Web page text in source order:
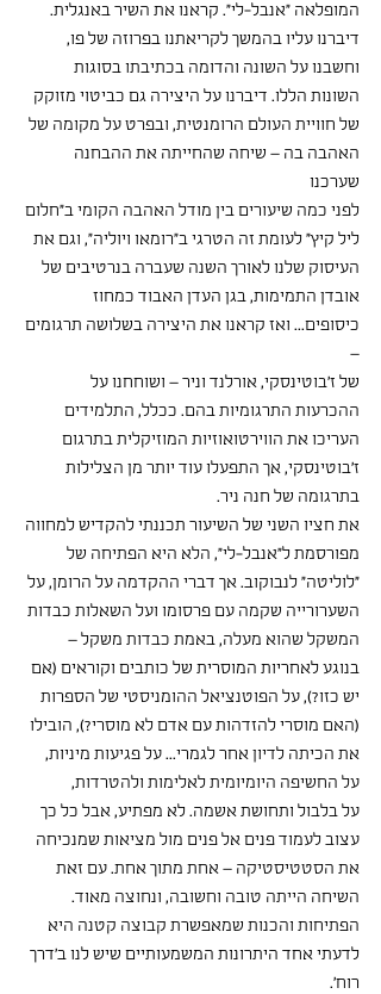
המופלאה "אנבל-לי". קראנו את השיר באנגלית.
דיברנו עליו בהמשך לקריאתנו בפרוזה של פו,
וחשבנו על השונה והדומה בכתיבתו בסוגות
השונות הללו. דיברנו על היצירה גם כביטוי מזוקק
של חוויית העולם הרומנטית, ובפרט על מקומה של
האהבה בה – שיחה שהחייתה את ההבחנה
שערכנו
לפני כמה שיעורים בין מודל האהבה הקומי ב"חלום
ליל קיץ" לעומת זה הטרגי ב"רומאו ויוליה", וגם את
העיסוק שלנו לאורך השנה שעברה בנרטיבים של
אובדן התמימות, בגן העדן האבוד כמחוז
כיסופים... ואז קראנו את היצירה בשלושה תרגומים
–
של ז'בוטינסקי, אורלנד וניר – ושוחחנו על
ההכרעות התרגומיות בהם. ככלל, התלמידים
העריכו את הווירטואוזיות המוזיקלית בתרגום
ז'בוטינסקי, אך התפעלו עוד יותר מן הצלילות
בתרגומה של חנה ניר.
את חציו השני של השיעור תכננתי להקדיש למחווה
מפורסמת ל"אנבל-לי", הלא היא הפתיחה של
"לוליטה" לנבוקוב. אך דברי ההקדמה על הרומן, על
השערורייה שקמה עם פרסומו ועל השאלות כבדות
המשקל שהוא מעלה, באמת כבדות משקל –
בנוגע לאחריות המוסרית של כותבים וקוראים (אם
יש כזו?), על הפוטנציאל ההומניסטי של הספרות
(האם מוסרי להזדהות עם אדם לא מוסרי?), הובילו
את הכיתה לדיון אחר לגמרי... על פגיעות מיניות,
על החשיפה היומיומית לאלימות ולהטרדות,
על בלבול ותחושת אשמה. לא מפתיע, אבל כל כך
עצוב לעמוד פנים אל פנים מול מציאות שמנכיחה
את הסטטיסטיקה – אחת מתוך אחת. עם זאת
השיחה הייתה טובה וחשובה, ונחוצה מאוד.
הפתיחות והכנות שמאפשרת קבוצה קטנה היא
לדעתי אחד היתרונות המשמעותיים שיש לנו ב'דרך
רוח'.